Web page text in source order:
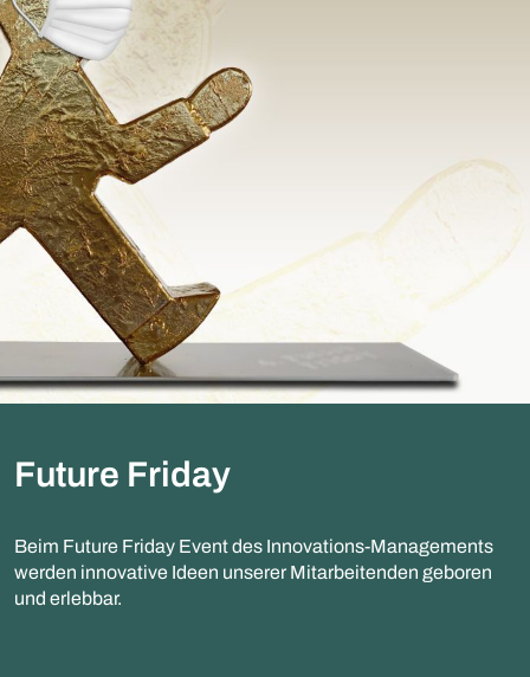
Future Friday
Beim Future Friday Event des Innovations-Managements
werden innovative Ideen unserer Mitarbeitenden geboren
und erlebbar.